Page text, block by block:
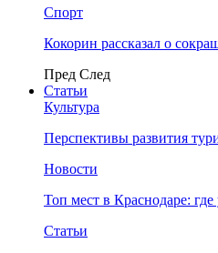
Спорт
Кокорин рассказал о
Пред След
Статьи
Культура
Перспективы развития
Новости
Топ мест в Краснодаре:
Статьи